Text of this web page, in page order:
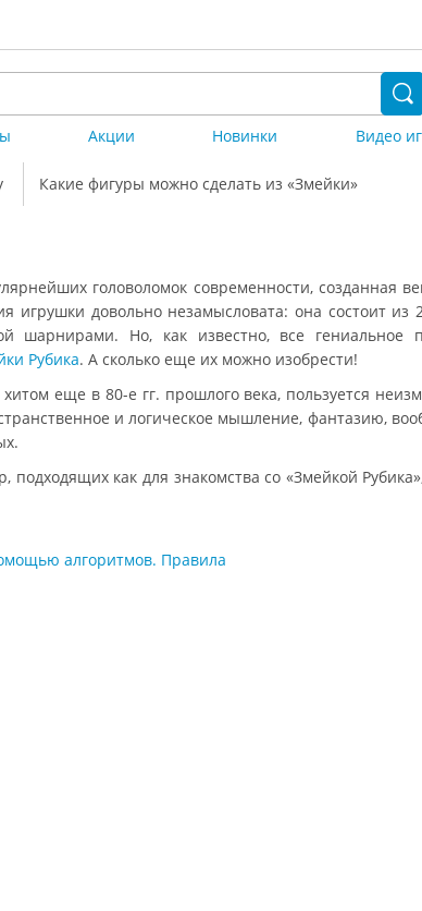
Акции Новинки Видео
Какие фигуры можно сделать из «Змейки»
головоломок современности, созданная
игрушки довольно незамысловата: она состоит
шарнирами. Но, как известно, все гениальное
Рубика. А сколько еще их можно изобрести!
хитом еще в 80-е гг. прошлого века, пользуется
и логическое мышление, фантазию,
подходящих как для знакомства со «Змейкой
алгоритмов. Правила